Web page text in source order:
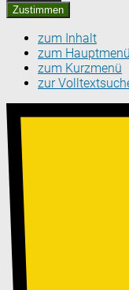
Zustimmen
zum Inhalt
zum Hauptmenü
zum Kurzmenü
zur